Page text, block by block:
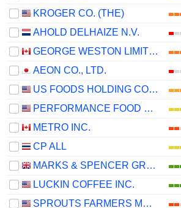
KROGER CO. (THE)
AHOLD DELHAIZE N.V.
GEORGE WESTON LIMITED
AEON CO., LTD.
US FOODS HOLDING CORP.
PERFORMANCE FOOD GROUP COMPANY
METRO INC.
CP ALL
MARKS & SPENCER GROUP PLC
LUCKIN COFFEE INC.
SPROUTS FARMERS MARKET, INC.